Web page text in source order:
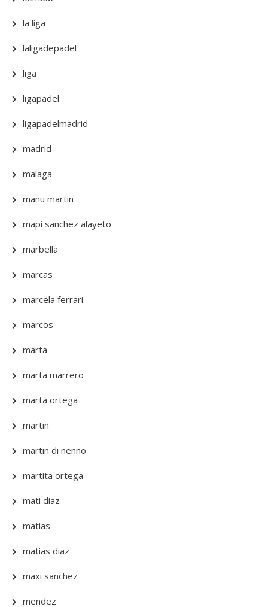
la liga
laligadepadel
liga
ligapadel
ligapadelmadrid
madrid
malaga
manu martin
mapi sanchez alayeto
marbella
marcas
marcela ferrari
marcos
marta
marta marrero
marta ortega
martin
martin di nenno
martita ortega
mati diaz
matias
matias diaz
maxi sanchez
mendez